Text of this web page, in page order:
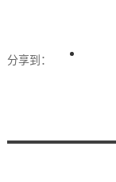
分享到：